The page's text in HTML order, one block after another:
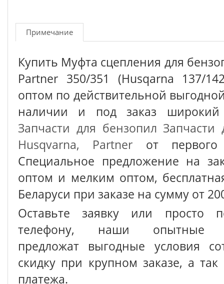
Примечание
Купить Муфта сцепления для
Partner 350/351 (Husqarna 137/
оптом по действительной
наличии и под заказ широкий
Запчасти для бензопил Запчасти
Husqvarna, Partner от первого
Специальное предложение на
оптом и мелким оптом,
Беларуси при заказе на сумму от
Оставьте заявку или просто
телефону, наши опытные
предложат выгодные условия
скидку при крупном заказе, а так
платежа.